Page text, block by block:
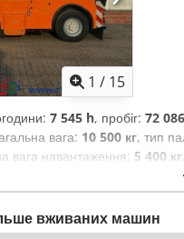
1 / 15
7 545 h, пробіг: 72
вага: 10 500 кг, тип
вага навантаження: 5 400 кг
, тип
, кількість місць:2,
вживаних машин